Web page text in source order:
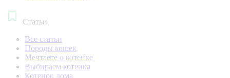
Статьи
Все статьи
Породы кошек
Мечтаете о котенке
Выбираем котенка
Котенок дома